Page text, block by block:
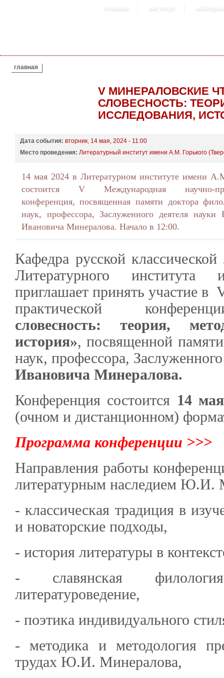
главная институт
ВЫ ЗДЕСЬ
главная
V МИНЕРАЛОВСКИЕ
СЛОВЕСНОСТЬ:
ИССЛЕДОВАНИЯ,
Дата события: вторник, 14 мая, 2024 - 11:00
Место проведения: Литературный институт имени А.М. Горького
14 мая 2024 в Литературном институте имени
состоится V Международная научно-
конференция, посвященная памяти доктора
наук, профессора, Заслуженного деятеля
Ивановича Минералова. Начало в 12:00.
Кафедра русской
Литературного
приглашает принять участие
практической
словесность: теория,
история», посвященной
наук, профессора,
Ивановича Минералова.
Конференция состоится 14
(очном и дистанционном)
Программа конференции >>>
Направления работы
литературным наследием Ю.И.
- классическая традиция в
и новаторские подходы,
- история литературы в
- славянская
литературоведение,
- поэтика индивидуального
- методика и методология
трудах Ю.И. Минералова,